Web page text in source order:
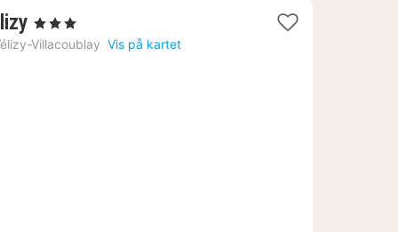
1
natt
, 3 Stjerner
Villacoublay Vis på kartet